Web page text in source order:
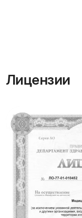
Лицензии